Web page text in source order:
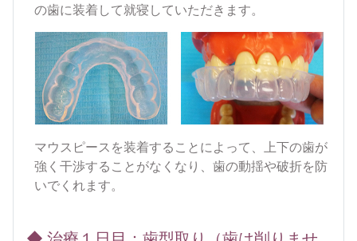
の歯に装着して就寝していただきます。
マウスピースを装着することによって、上下の歯が
強く干渉することがなくなり、歯の動揺や破折を防
いでくれます。